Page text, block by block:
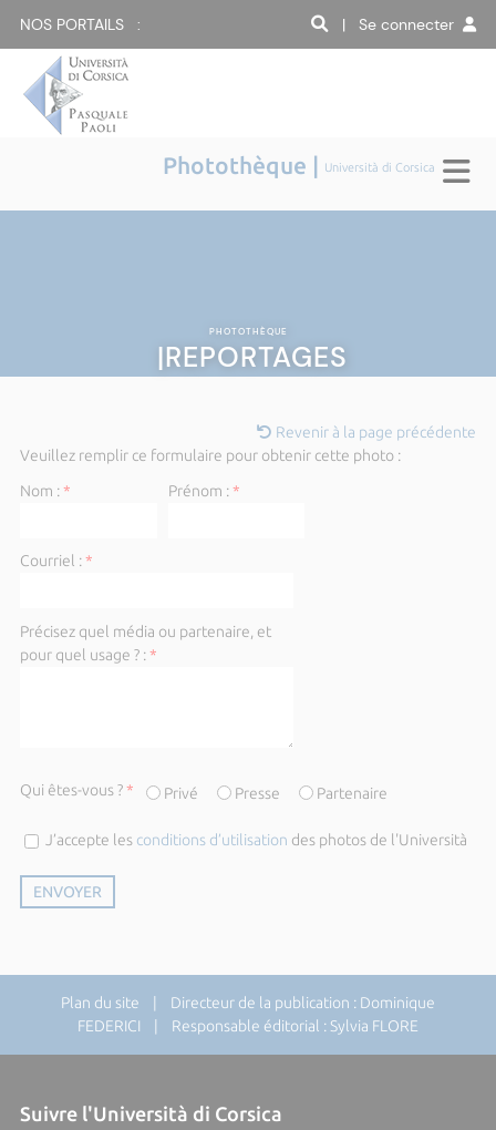
NOS PORTAILS : | Se connecter
Photothèque | Università di Corsica
PHOTOTHÈQUE
|REPORTAGES
Revenir à la page précédente
Veuillez remplir ce formulaire pour obtenir cette photo :
Nom :* Prénom :*
Courriel :*
Précisez quel média ou partenaire, et
pour quel usage ? :*
Qui êtes-vous ?* Privé Presse Partenaire
J’accepte les conditions d’utilisation des photos de l'Università
Plan du site | Directeur de la publication : Dominique
FEDERICI | Responsable éditorial : Sylvia FLORE
Suivre l'Università di Corsica